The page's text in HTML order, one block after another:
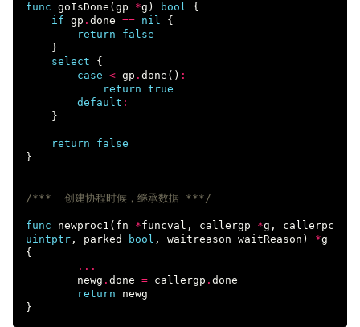
func goIsDone ( gp *g ) bool
{
if gp . done == nil
{
return
false
}
select
{
case <-gp . done () :
return true
default :
}
return
false
}
/***  创建协程时候，继承数据 ***/
func newproc1 ( fn *funcval , callergp *g ,
callerpc
uintptr , parked bool , waitreason waitReason ) *g
{
...
newg . done = callergp . done
return
newg
}